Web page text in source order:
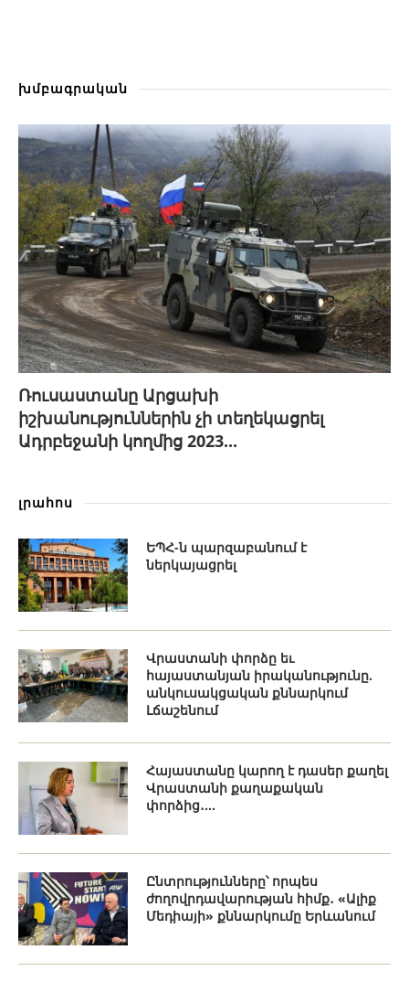
խմբագրական
Ռուսաստանը Արցախի
իշխանություններին չի տեղեկացրել
Ադրբեջանի կողմից 2023...
լրահոս
ԵՊՀ-ն պարզաբանում է
ներկայացրել
Վրաստանի փորձը եւ
հայաստանյան իրականությունը.
անկուսակցական քննարկում
Լճաշենում
Հայաստանը կարող է դասեր քաղել
Վրաստանի քաղաքական
փորձից․...
Ընտրությունները՝ որպես
ժողովրդավարության հիմք․ «Ալիք
Մեդիայի» քննարկումը Երևանում